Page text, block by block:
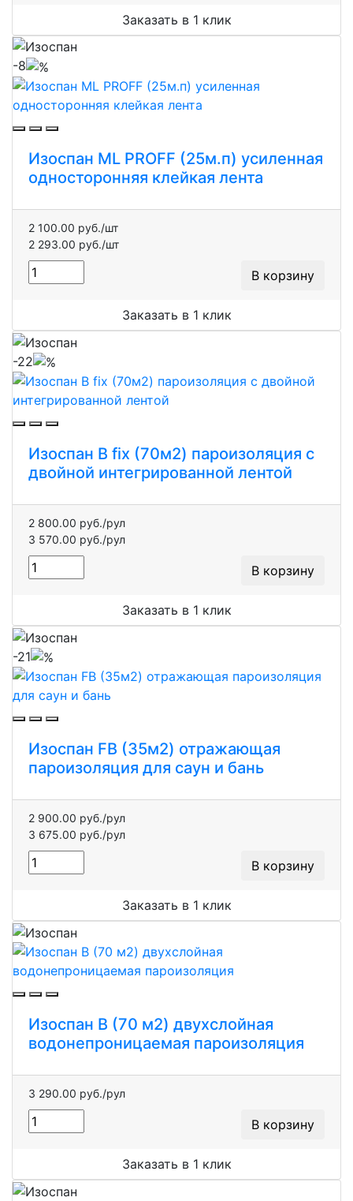
Заказать в 1 клик
-8
Изоспан ML PROFF (25м.п) усиленная
односторонняя клейкая лента
2 100.00 руб./шт
2 293.00 руб./шт
В корзину
Заказать в 1 клик
-22
Изоспан B fix (70м2) пароизоляция с
двойной интегрированной лентой
2 800.00 руб./рул
3 570.00 руб./рул
В корзину
Заказать в 1 клик
-21
Изоспан FB (35м2) отражающая
пароизоляция для саун и бань
2 900.00 руб./рул
3 675.00 руб./рул
В корзину
Заказать в 1 клик
Изоспан B (70 м2) двухслойная
водонепроницаемая пароизоляция
3 290.00 руб./рул
В корзину
Заказать в 1 клик